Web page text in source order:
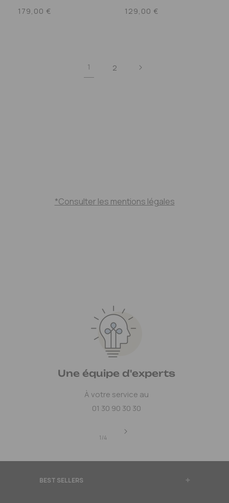
Multicolore
Prix
179,00 €
Prix
129,00 €
1 2
*Consulter les mentions légales
Une équipe d'experts
À votre service au
01 30 90 30 30
1 /de
4
BEST SELLERS